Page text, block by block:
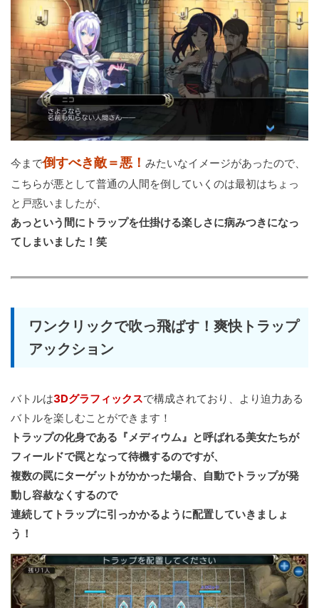
今まで倒すべき敵＝悪！ みたいなイメージがあったので、
こちらが悪として普通の人間を倒していくのは最初はちょっ
と戸惑いましたが、
あっという間にトラップを仕掛ける楽しさに病みつきになっ
てしまいました！笑
ワンクリックで吹っ飛ばす！爽快トラップ
アックション
バトルは3Dグラフィックスで構成されており、より迫力ある
バトルを楽しむことができます！
トラップの化身である『メディウム』と呼ばれる美女たちが
フィールドで罠となって待機するのですが、
複数の罠にターゲットがかかった場合、自動でトラップが発
動し容赦なくするので
連続してトラップに引っかかるように配置していきましょ
う！